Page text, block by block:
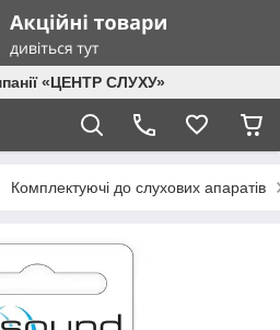
«ЦЕНТР СЛУХУ»
Комплектуючі до слухових апаратів